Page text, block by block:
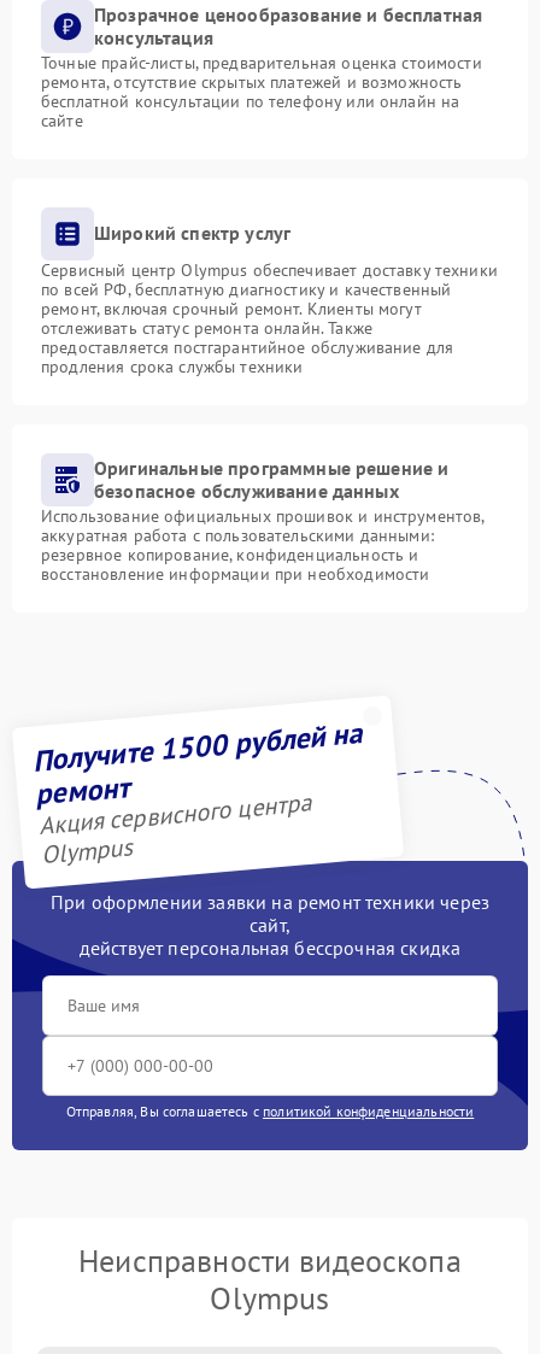
Прозрачное ценообразование и бесплатная
консультация
Точные прайс-листы, предварительная оценка стоимости
ремонта, отсутствие скрытых платежей и возможность
бесплатной консультации по телефону или онлайн на
сайте
Широкий спектр услуг
Сервисный центр Olympus обеспечивает доставку техники
по всей РФ, бесплатную диагностику и качественный
ремонт, включая срочный ремонт. Клиенты могут
отслеживать статус ремонта онлайн. Также
предоставляется постгарантийное обслуживание для
продления срока службы техники
Оригинальные программные решение и
безопасное обслуживание данных
Использование официальных прошивок и инструментов,
аккуратная работа с пользовательскими данными:
резервное копирование, конфиденциальность и
восстановление информации при необходимости
Получите 1500 рублей на
ремонт
Акция сервисного центра
Olympus
При оформлении заявки на ремонт техники через
сайт,
действует персональная бессрочная скидка
Отправляя, Вы соглашаетесь с политикой конфиденциальности
Неисправности видеоскопа
Olympus